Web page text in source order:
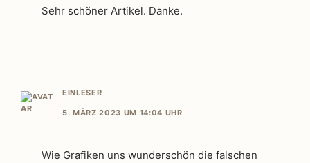
Sehr schöner Artikel. Danke.
EINLESER
5. MÄRZ 2023 UM 14:04 UHR
Wie Grafiken uns wunderschön die falschen